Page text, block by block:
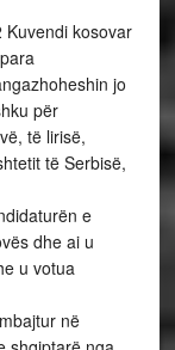
Kuvendi kosovar
jo
për
të lirisë,
të Serbisë,
e
dhe ai u
u votua
në